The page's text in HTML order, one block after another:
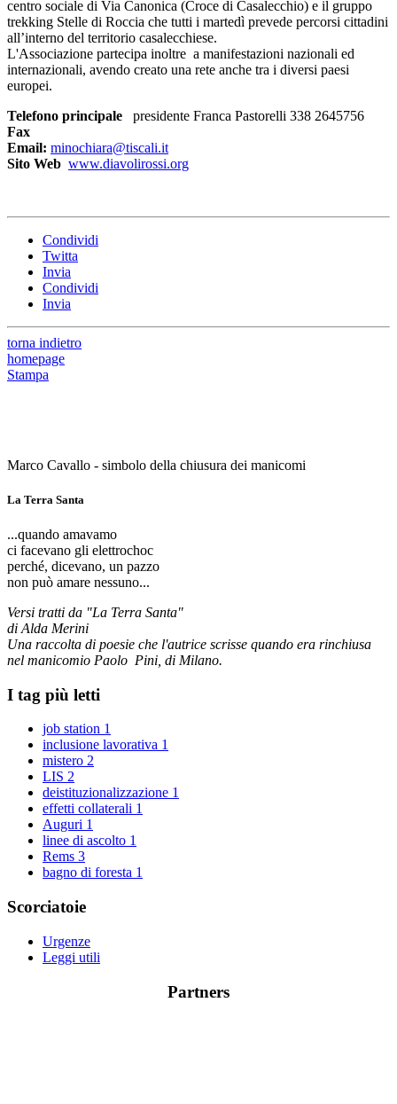
centro sociale di Via Canonica (Croce di Casalecchio) e il gruppo
trekking Stelle di Roccia che tutti i martedì prevede percorsi cittadini
all’interno del territorio casalecchiese.
L'Associazione partecipa inoltre a manifestazioni nazionali ed
internazionali, avendo creato una rete anche tra i diversi paesi
europei.
Telefono principale presidente Franca Pastorelli 338 2645756
Fax
Email: minochiara@tiscali.it
Sito Web www.diavolirossi.org
Condividi
Twitta
Invia
Condividi
Invia
torna indietro
homepage
Stampa
Marco Cavallo - simbolo della chiusura dei manicomi
La Terra Santa
...quando amavamo
ci facevano gli elettrochoc
perché, dicevano, un pazzo
non può amare nessuno...
Versi tratti da "La Terra Santa"
di Alda Merini
Una raccolta di poesie che l'autrice scrisse quando era rinchiusa
nel manicomio Paolo Pini, di Milano.
I tag più letti
job station 1
inclusione lavorativa 1
mistero 2
LIS 2
deistituzionalizzazione 1
effetti collaterali 1
Auguri 1
linee di ascolto 1
Rems 3
bagno di foresta 1
Scorciatoie
Urgenze
Leggi utili
Partners